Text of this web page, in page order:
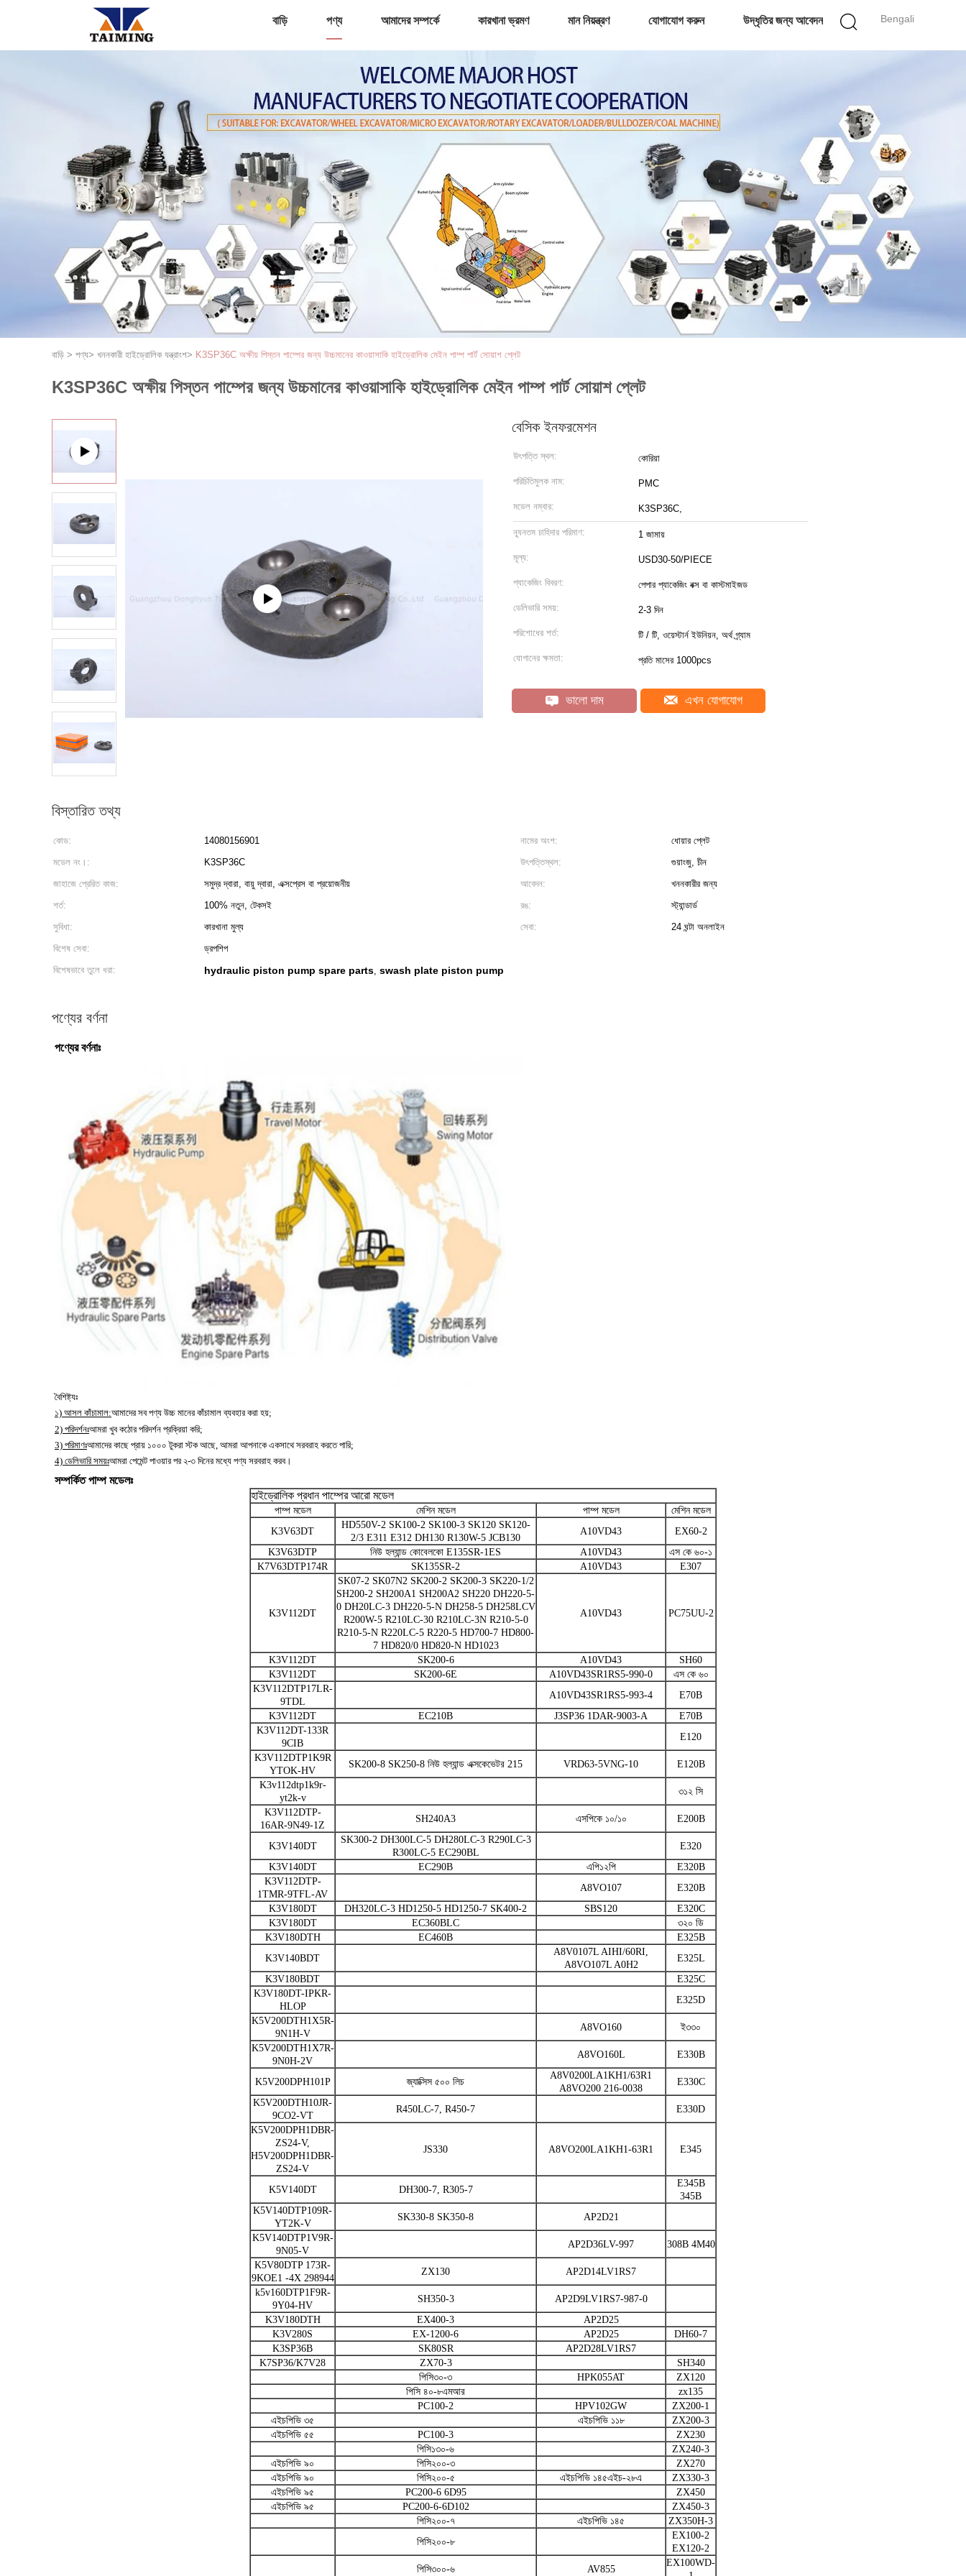
Bengali
বাড়ি পণ্য আমাদের সম্পর্কে কারখানা ভ্রমণ মান নিয়ন্ত্রণ যোগাযোগ করুন উদ্ধৃতির জন্য আবেদন
বাড়ি > পণ্য> খননকারী হাইড্রোলিক যন্ত্রাংশ> K3SP36C অক্ষীয় পিস্তন পাম্পের জন্য উচ্চমানের কাওয়াসাকি হাইড্রোলিক মেইন পাম্প পার্ট সোয়াশ প্লেট
K3SP36C অক্ষীয় পিস্তন পাম্পের জন্য উচ্চমানের কাওয়াসাকি হাইড্রোলিক মেইন পাম্প পার্ট সোয়াশ প্লেট
বেসিক ইনফরমেশন
উৎপত্তি স্থল: কোরিয়া
পরিচিতিমুলক নাম: PMC
মডেল নম্বার: K3SP36C,
ন্যূনতম চাহিদার পরিমাণ: 1 জামায়
মূল্য: USD30-50/PIECE
প্যাকেজিং বিবরণ: পেপার প্যাকেজিং বক্স বা কাস্টমাইজড
ডেলিভারি সময়: 2-3 দিন
পরিশোধের শর্ত: টি / টি, ওয়েস্টার্ন ইউনিয়ন, অর্থ গ্র্যাম
যোগানের ক্ষমতা: প্রতি মাসের 1000pcs
ভালো দাম এখন যোগাযোগ
বিস্তারিত তথ্য
কোড: 14080156901 নামের অংশ:
ধোয়ার প্লেট
মডেল নং।:
K3SP36C উৎপত্তিস্থল:
গুয়াংজু, চীন
জাহাজে প্রেরিত কাজ:
সমুদ্র দ্বারা, বায়ু দ্বারা, এক্সপ্রেস বা প্রয়োজনীয় আবেদন:
খননকারীর জন্য
শর্ত:
100% নতুন, টেকসই রঙ:
স্ট্যান্ডার্ড
সুবিধা:
কারখানা মুল্য সেবা:
24 ঘন্টা অনলাইন
বিশেষ সেবা:
ড্রপশিপ
বিশেষভাবে তুলে ধরা:
hydraulic piston pump spare parts, swash plate piston pump
পণ্যের বর্ণনা
পণ্যের বর্ণনাঃ
বৈশিষ্ট্যঃ
১) আসল কাঁচামাল:আমাদের সব পণ্য উচ্চ মানের কাঁচামাল ব্যবহার করা হয়;
2) পরিদর্শনঃআমরা খুব কঠোর পরিদর্শন প্রক্রিয়া করি;
3) পরিমাণঃআমাদের কাছে প্রায় ১০০০ টুকরা স্টক আছে, আমরা আপনাকে একসাথে সরবরাহ করতে পারি;
4) ডেলিভারি সময়ঃআমরা পেমেন্ট পাওয়ার পর ২-৩ দিনের মধ্যে পণ্য সরবরাহ করব।
সম্পর্কিত পাম্প মডেলঃ
হাইড্রোলিক প্রধান পাম্পের আরো মডেল
পাম্প মডেল মেশিন মডেল পাম্প মডেল
মেশিন মডেল
K3V63DT
HD550V-2 SK100-2 SK100-3 SK120 SK120-
2/3 E311 E312 DH130 R130W-5 JCB130
A10VD43
EX60-2
K3V63DTP
নিউ হল্যান্ড কোবেলকো E135SR-1ES A10VD43
এস কে ৬০-১
K7V63DTP174R
SK135SR-2 A10VD43 E307
K3V112DT
SK07-2 SK07N2 SK200-2 SK200-3 SK220-1/2
SH200-2 SH200A1 SH200A2 SH220 DH220-5-
0 DH20LC-3 DH220-5-N DH258-5 DH258LCV
R200W-5 R210LC-30 R210LC-3N R210-5-0
R210-5-N R220LC-5 R220-5 HD700-7 HD800-
7 HD820/0 HD820-N HD1023
A10VD43 PC75UU-2
K3V112DT SK200-6 A10VD43
SH60
K3V112DT
SK200-6E A10VD43SR1RS5-990-0
এস কে ৬০
K3V112DTP17LR-
9TDL
A10VD43SR1RS5-993-4
E70B
K3V112DT
EC210B J3SP36 1DAR-9003-A
E70B
K3V112DT-133R
9CIB
E120
K3V112DTP1K9R
YTOK-HV
SK200-8 SK250-8 নিউ হল্যান্ড এক্সকেভেটর 215 VRD63-5VNG-10
E120B
K3v112dtp1k9r-
yt2k-v
৩১২ সি
K3V112DTP-
16AR-9N49-1Z
SH240A3 এসপিকে ১০/১০ E200B
K3V140DT
SK300-2 DH300LC-5 DH280LC-3 R290LC-3
R300LC-5 EC290BL
E320
K3V140DT
EC290B এপি১২পি
E320B
K3V112DTP-
1TMR-9TFL-AV
A8VO107
E320B
K3V180DT
DH320LC-3 HD1250-5 HD1250-7 SK400-2 SBS120
E320C
K3V180DT
EC360BLC
৩২০ ডি
K3V180DTH
EC460B
E325B
K3V140BDT
A8V0107L AIHI/60RI,
A8VO107L A0H2
E325L
K3V180BDT
E325C
K3V180DT-IPKR-
HLOP
E325D
K5V200DTH1X5R-
9N1H-V
A8VO160
ই৩৩০
K5V200DTH1X7R-
9N0H-2V
A8VO160L E330B
K5V200DPH101P জ্যাক্সিস ৫০০ লিচ
A8V0200LA1KH1/63R1
A8VO200 216-0038
E330C
K5V200DTH10JR-
9CO2-VT
R450LC-7, R450-7
E330D
K5V200DPH1DBR-
ZS24-V,
H5V200DPH1DBR-
ZS24-V
JS330 A8VO200LA1KH1-63R1 E345
K5V140DT DH300-7, R305-7
E345B
345B
K5V140DTP109R-
YT2K-V
SK330-8 SK350-8
AP2D21
K5V140DTP1V9R-
9N05-V
AP2D36LV-997
308B 4M40
K5V80DTP 173R-
9KOE1 -4X 298944
ZX130
AP2D14LV1RS7
k5v160DTP1F9R-
9Y04-HV
SH350-3
AP2D9LV1RS7-987-0
K3V180DTH
EX400-3
AP2D25
K3V280S
EX-1200-6 AP2D25
DH60-7
K3SP36B
SK80SR
AP2D28LV1RS7
K7SP36/K7V28
ZX70-3
SH340
পিসি৩০-৩
HPK055AT
ZX120
পিসি ৪০-৮এমআর
zx135
PC100-2
HPV102GW
ZX200-1
এইচপিভি ৩৫
এইচপিভি ১১৮
ZX200-3
এইচপিভি ৫৫
PC100-3
ZX230
পিসি১৩০-৬
ZX240-3
এইচপিভি ৯০
পিসি২০০-৩
ZX270
এইচপিভি ৯০
পিসি২০০-৫ এইচপিভি ১৪৫এইচ-২৮এ
ZX330-3
এইচপিভি ৯৫
PC200-6 6D95
ZX450
এইচপিভি ৯৫
PC200-6-6D102
ZX450-3
পিসি২০০-৭
এইচপিভি ১৪৫
ZX350H-3
পিসি২০০-৮
EX100-2
EX120-2
পিসি৩০০-৬
AV855
EX100WD-